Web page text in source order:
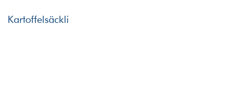
Kartoffelsäckli